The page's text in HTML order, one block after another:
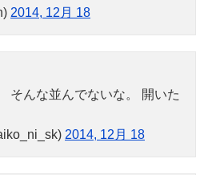
2014, 12月 18
そんな並んでないな。 開いた
2014, 12月 18